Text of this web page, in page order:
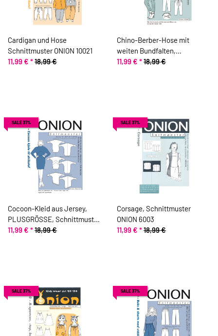
Cardigan und Hose
Schnittmuster ONION 10021
11,99 € *18,99 €
Chino-Berber-Hose mit
weiten Bundfalten,
Schnittmuster ONION 4026
11,99 € *18,99 €
SALE 37%
Cocoon-Kleid aus Jersey,
PLUSGRÖSSE, Schnittmuster
ONION 9007
11,99 € *18,99 €
SALE 37%
Corsage, Schnittmuster
ONION 6003
11,99 € *18,99 €
SALE 37% SALE 37%